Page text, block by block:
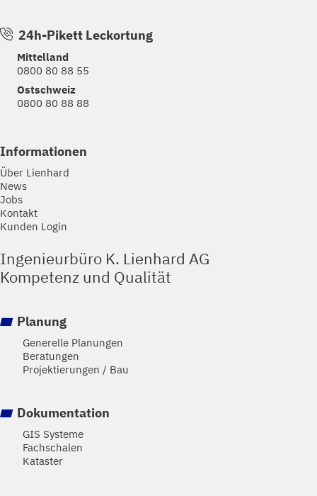
24h-Pikett Leckortung
Mittelland
0800 80 88 55
Ostschweiz
0800 80 88 88
Informationen
Über Lienhard
News
Jobs
Kontakt
Kunden Login
Ingenieurbüro K. Lienhard AG
Kompetenz und Qualität
Planung
Generelle Planungen
Beratungen
Projektierungen / Bau
Dokumentation
GIS Systeme
Fachschalen
Kataster